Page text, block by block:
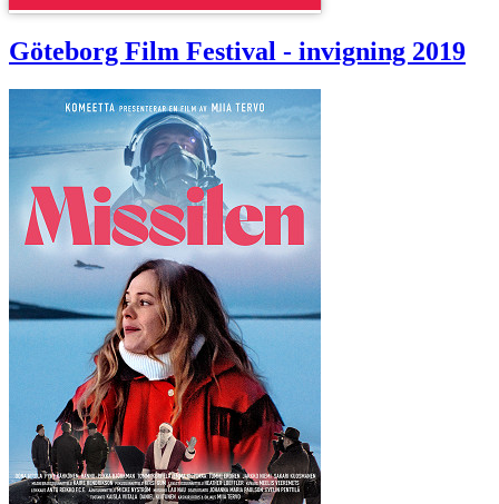
Göteborg Film Festival - invigning 2019